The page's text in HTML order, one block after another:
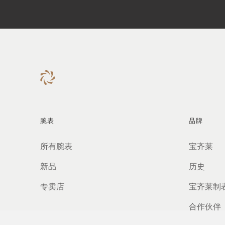
腕表
所有腕表
新品
专卖店
品牌
宝齐莱
历史
宝齐莱制
合作伙伴